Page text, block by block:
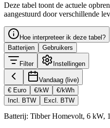
Deze tabel toont de actuele
aangestuurd door verschillende
Hoe interpreteer ik deze tabel?
Batterijen
Gebruikers
Filter Instellingen
Vandaag (live)
€ Euro
€/kW
€/kWh
Incl. BTW
Excl. BTW
Batterij: Tibber Homevolt, 6 kW,